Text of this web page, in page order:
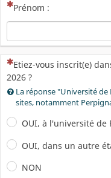
(Cette question est
Prénom :
(Cette question est
Etiez-vous inscrit(e)
2026 ?
La réponse "Université
sites, notamment
OUI, à l'université de
OUI, dans un autre
NON